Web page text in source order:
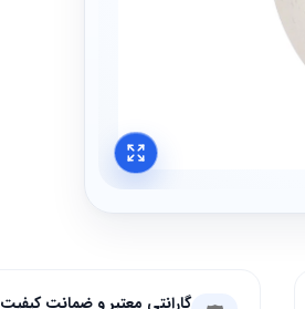
گارانتی معتبر و ضمانت کیفیت